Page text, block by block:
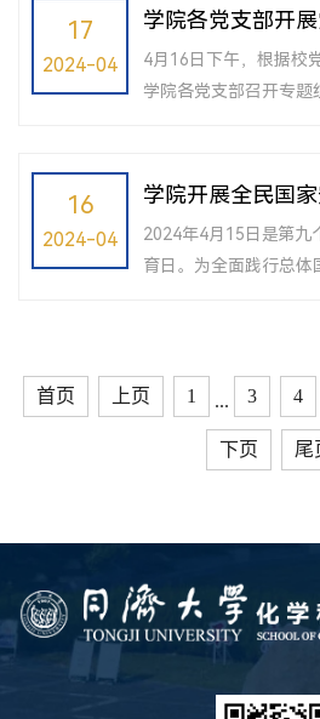
用，争做先锋表率。祝
顺...
论学习内容：学习贯彻
神、学习贯彻习近平
协会议的民革科技界环
习贯彻习近平总书记在
召...
17
2024-04
学院各党支部开
第一次交流讨论
4月16日下午，根据校
学院各党支部召开专题
作为联系基层党支部的
部组织生活，还列席了
会议并简单回顾了4月
16
2024-04
学院开展全民国
传活动
2024年4月15日是第九
育日。为全面践行总体
展“4・15全民国家安全
将相关知识普及给广大
护国家安全意识。当日
宣传标语、设置宣传易
首页 上页 1 ... 3 4
下页 尾